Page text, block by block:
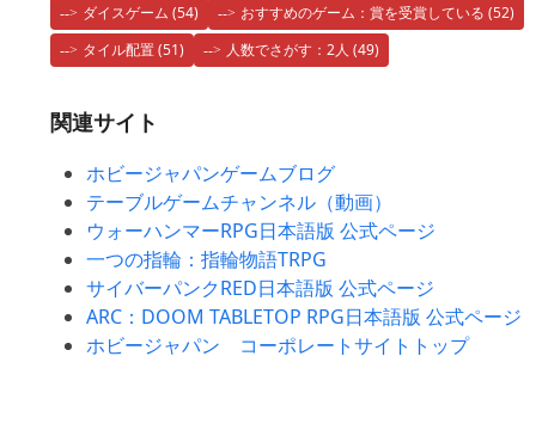
ダイスゲーム (54) おすすめのゲーム：賞を受賞している (52)
タイル配置(51) 人数でさがす：2人 (49)
関連サイト
ホビージャパンゲームブログ
テーブルゲームチャンネル（動画）
ウォーハンマーRPG日本語版 公式ページ
一つの指輪：指輪物語TRPG
サイバーパンクRED日本語版 公式ページ
ARC：DOOM TABLETOP RPG日本語版 公式ページ
ホビージャパン コーポレートサイトトップ